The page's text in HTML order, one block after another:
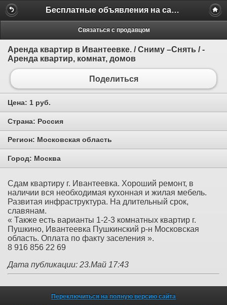
Бесплатные объявления на сайте MILAMO.ru
Связаться с продавцом
Аренда квартир в Ивантеевке. / Сниму –Снять / -
Аренда квартир, комнат, домов
Поделиться
Цена: 1 руб.
Страна: Россия
Регион: Московская область
Город: Москва
Сдам квартиру г. Ивантеевка. Хороший ремонт, в
наличии вся необходимая кухонная и жилая мебель.
Развитая инфраструктура. На длительный срок,
славянам.
« Также есть варианты 1-2-3 комнатных квартир г.
Пушкино, Ивантеевка Пушкинский р-н Московская
область. Оплата по факту заселения ».
8 916 856 22 69
Дата публикации: 23.Май 17:43
Переключиться на полную версию сайта